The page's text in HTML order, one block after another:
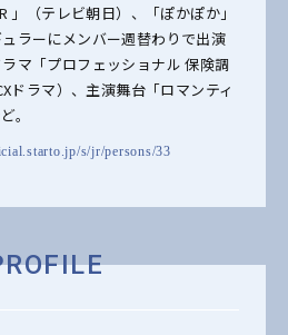
」（テレビ朝日）、「ぽかぽか」
ュラーにメンバー週替わりで出演
マ「プロフェッショナル 保険調
ドラマ）、主演舞台「ロマンティ
。
s/jr/persons/33